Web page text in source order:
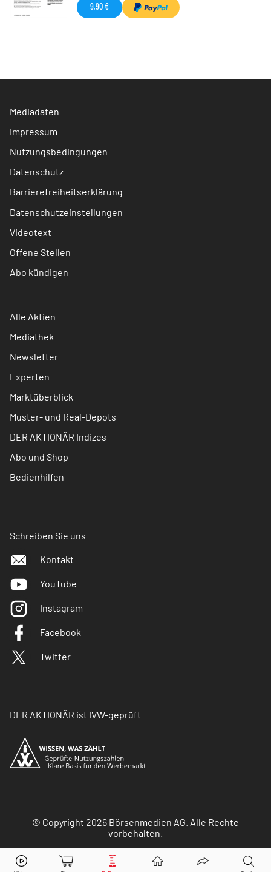
9,90 €
Mediadaten
Impressum
Nutzungsbedingungen
Datenschutz
Barrierefreiheitserklärung
Datenschutzeinstellungen
Videotext
Offene Stellen
Abo kündigen
Alle Aktien
Mediathek
Newsletter
Experten
Marktüberblick
Muster- und Real-Depots
DER AKTIONÄR Indizes
Abo und Shop
Bedienhilfen
Schreiben Sie uns
Kontakt
YouTube
Instagram
Facebook
Twitter
DER AKTIONÄR ist IVW-geprüft
© Copyright 2026 Börsenmedien AG. Alle Rechte
vorbehalten.